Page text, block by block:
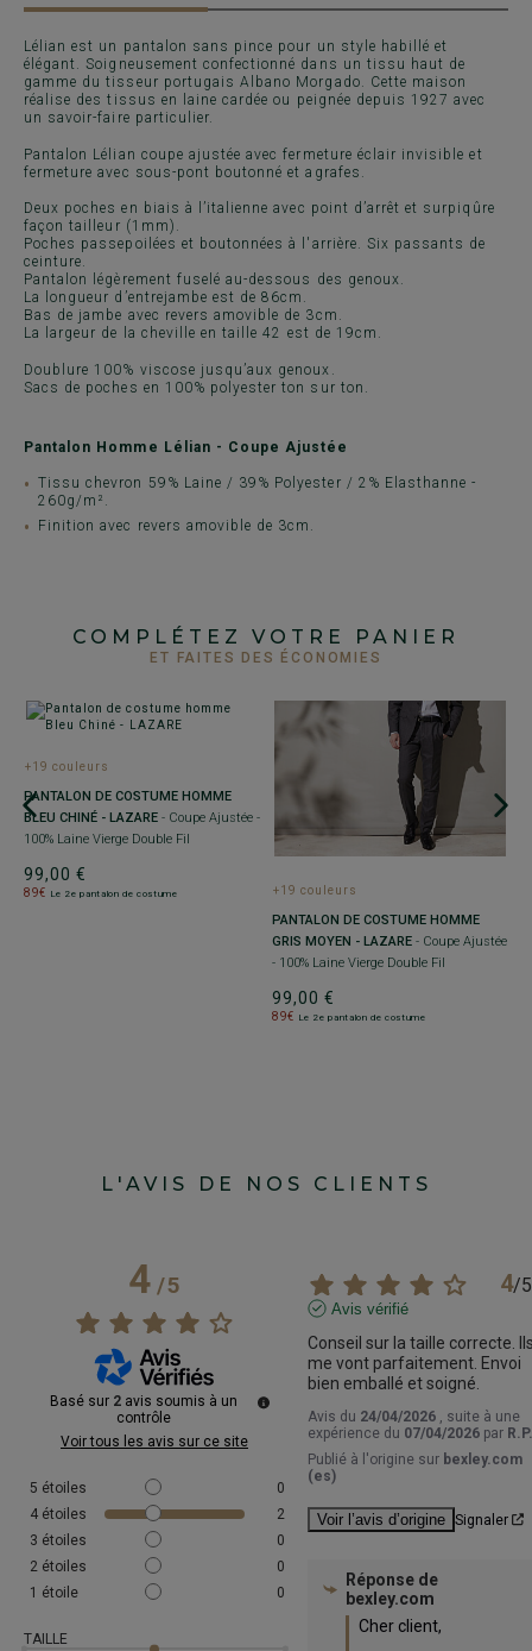
Lélian est un pantalon sans pince pour un style habillé et
élégant. Soigneusement confectionné dans un tissu haut de
gamme du tisseur portugais Albano Morgado. Cette maison
réalise des tissus en laine cardée ou peignée depuis 1927 avec
un savoir-faire particulier.
Pantalon Lélian coupe ajustée avec fermeture éclair invisible et
fermeture avec sous-pont boutonné et agrafes.
Deux poches en biais à l’italienne avec point d’arrêt et surpiqûre
façon tailleur (1mm).
Poches passepoilées et boutonnées à l'arrière. Six passants de
ceinture.
Pantalon légèrement fuselé au-dessous des genoux.
La longueur d’entrejambe est de 86cm.
Bas de jambe avec revers amovible de 3cm.
La largeur de la cheville en taille 42 est de 19cm.
Doublure 100% viscose jusqu’aux genoux.
Sacs de poches en 100% polyester ton sur ton.
Pantalon Homme Lélian - Coupe Ajustée
Tissu chevron 59% Laine / 39% Polyester / 2% Elasthanne -
260g/m².
Finition avec revers amovible de 3cm.
COMPLÉTEZ VOTRE PANIER
ET FAITES DES ÉCONOMIES
+19 couleurs
PANTALON DE COSTUME HOMME
BLEU CHINÉ - LAZARE - Coupe Ajustée -
100% Laine Vierge Double Fil
99,00 €
89€ Le 2e pantalon de costume +19 couleurs
PANTALON DE COSTUME HOMME
GRIS MOYEN - LAZARE - Coupe Ajustée
- 100% Laine Vierge Double Fil
99,00 €
89€ Le 2e pantalon de costume
L'AVIS DE NOS CLIENTS
4/5
Basé sur 2 avis soumis à un
contrôle
Voir tous les avis sur ce site
5 étoiles
0
4 étoiles
2
3 étoiles
0
2 étoiles
0
1 étoile 0
TAILLE
4/5
Avis vérifié
Conseil sur la taille correcte.
me vont parfaitement. Envoi
bien emballé et soigné.
Avis du 24/04/2026 , suite à une
expérience du 07/04/2026 par R.P.
Publié à l'origine sur bexley.com
(es)
Voir l’avis d’origine Signaler
Réponse de
bexley.com
Cher client,